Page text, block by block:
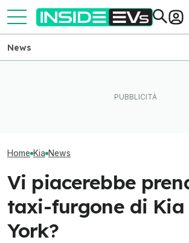
News
Home Kia News
Vi piacerebbe
taxi-furgone di Kia
York?